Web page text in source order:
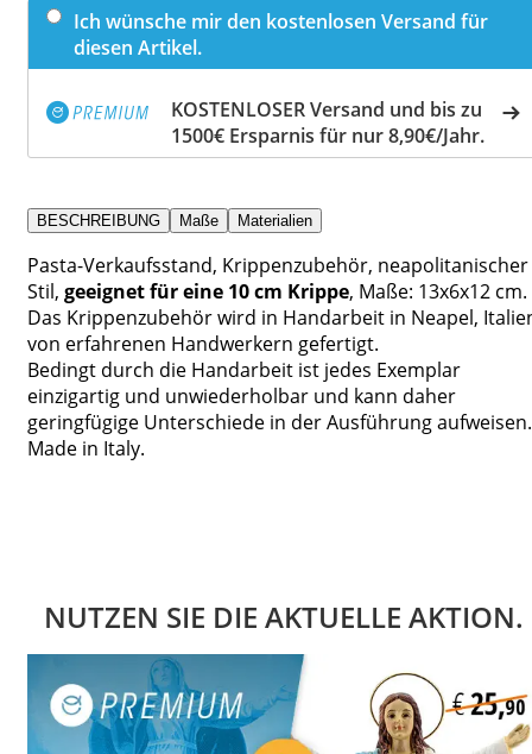
Ich wünsche mir den kostenlosen Versand für
diesen Artikel.
KOSTENLOSER Versand und bis zu
1500€ Ersparnis für nur 8,90€/Jahr.
BESCHREIBUNG Maße Materialien
Pasta-Verkaufsstand, Krippenzubehör, neapolitanischer
Stil, geeignet für eine 10 cm Krippe, Maße: 13x6x12 cm.
Das Krippenzubehör wird in Handarbeit in Neapel,
von erfahrenen Handwerkern gefertigt.
Bedingt durch die Handarbeit ist jedes Exemplar
einzigartig und unwiederholbar und kann daher
geringfügige Unterschiede in der Ausführung aufweisen.
Made in Italy.
NUTZEN SIE DIE AKTUELLE AKTION.